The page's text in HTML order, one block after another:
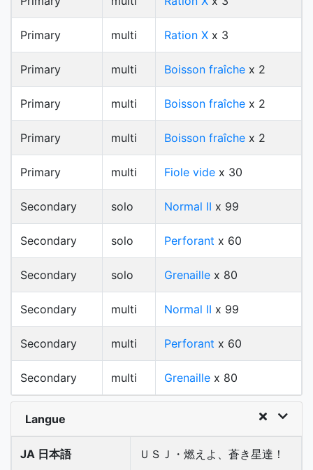
Primary multi Ration X x 3
Primary multi Boisson fraîche x 2
Primary multi Boisson fraîche x 2
Primary multi Boisson fraîche x 2
Primary multi Fiole vide x 30
Secondary solo Normal II x 99
Secondary solo Perforant x 60
Secondary solo Grenaille x 80
Secondary multi Normal II x 99
Secondary multi Perforant x 60
Secondary multi Grenaille x 80
Langue
JA 日本語 ＵＳＪ・燃えよ、蒼き星達！